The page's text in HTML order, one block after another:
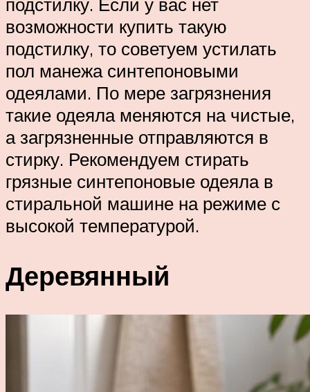
возможности купить такую
подстилку, то советуем устилать
пол манежа синтепоновыми
одеялами. По мере загрязнения
такие одеяла меняются на чистые,
а загрязненные отправляются в
стирку. Рекомендуем стирать
грязные синтепоновые одеяла в
стиральной машине на режиме с
высокой температурой.
Деревянный